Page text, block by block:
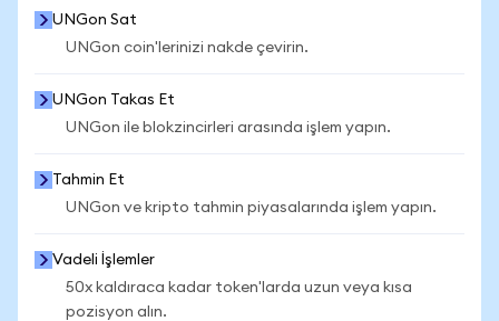
UNGon Sat
UNGon coin'lerinizi nakde çevirin.
UNGon Takas Et
UNGon ile blokzincirleri arasında işlem yapın.
Tahmin Et
UNGon ve kripto tahmin piyasalarında işlem yapın.
Vadeli İşlemler
50x kaldıraca kadar token'larda uzun veya kısa
pozisyon alın.